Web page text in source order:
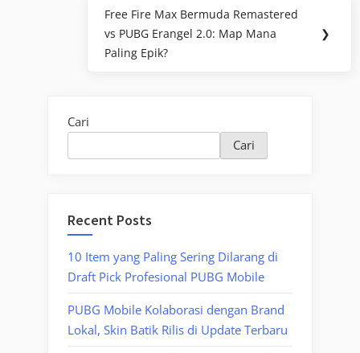
Next
Post:
Free Fire Max Bermuda Remastered
vs PUBG Erangel 2.0: Map Mana
Paling Epik?
❯
Cari
Cari
Recent Posts
10 Item yang Paling Sering Dilarang di
Draft Pick Profesional PUBG Mobile
PUBG Mobile Kolaborasi dengan Brand
Lokal, Skin Batik Rilis di Update Terbaru